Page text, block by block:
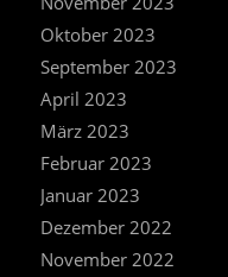
Oktober 2023
September 2023
April 2023
März 2023
Februar 2023
Januar 2023
Dezember 2022
November 2022